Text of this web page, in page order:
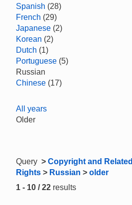
Spanish (28)
French (29)
Japanese (2)
Korean (2)
Dutch (1)
Portuguese (5)
Russian
Chinese (17)
All years
Older
Query > Copyright and Related
Rights > Russian > older
1 - 10 / 22 results